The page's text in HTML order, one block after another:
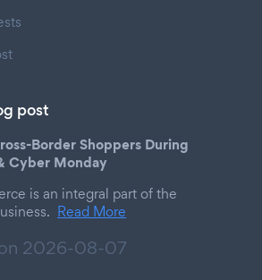
post
Border Shoppers During
Cyber Monday
is an integral part of the
Read More
2026-08-07